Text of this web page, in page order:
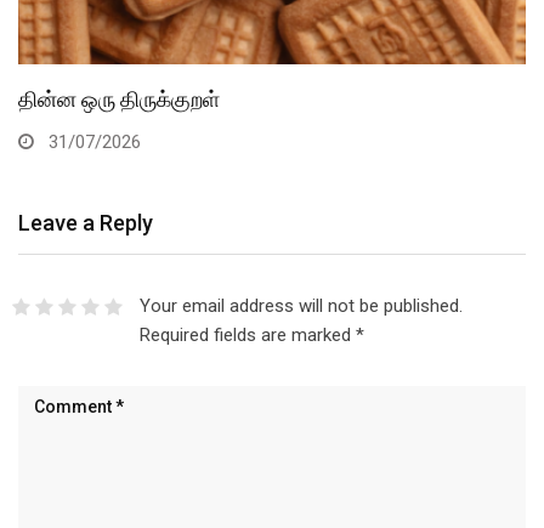
தின்ன ஒரு திருக்குறள்
31/07/2026
Leave a Reply
Your email address will not be published.
Required fields are marked *